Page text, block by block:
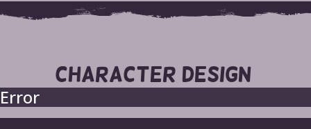
CHARACTER DESIGN
Error